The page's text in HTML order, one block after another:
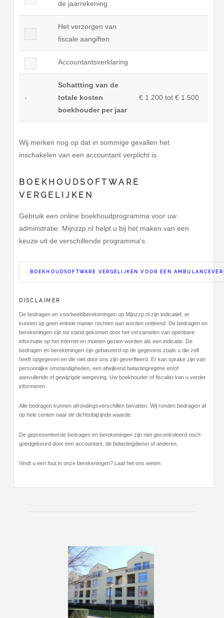
de jaarrekening
Het verzorgen van
fiscale aangiften
Accountantsverklaring
-
Schattting van de
totale kosten
boekhouder per jaar
€ 1.200 tot € 1.500
Wij merken nog op dat in sommige gevallen het
inschakelen van een accountant verplicht is.
BOEKHOUDSOFTWARE
VERGELIJKEN
Gebruik een online boekhoudprogramma voor uw
adminstratie. Mijnzzp.nl helpt u bij het maken van een
keuze uit de verschillende programma's.
BOEKHOUDSOFTWARE VERGELIJKEN VOOR EEN
DISCLAIMER
De bedragen en voorbeeldberekeningen op Mijnzzp.nl zijn indicatief, er
kunnen op geen enkele manier rechten aan worden ontleend. De bedragen en
berekeningen zijn tot stand gekomen door het verzamelen van openbare
informatie op het internet en moeten gezien worden als een indicatie. De
bedragen en berekeningen zijn gebaseerd op de gegevens zoals u die zelf
heeft opgegeven en die niet door ons zijn geverifieerd. Er kan sprake zijn van
persoonlijke omstandigheden, een afwijkend belastingregime en/of
aanvullende of gewijzigde wetgeving. Uw boekhouder of fiscalist kan u verder
informeren.
Alle bedragen kunnen afrondingsverschillen bevatten. Wij ronden bedragen af
op hele centen naar de dichtstbijzijnde waarde.
De gepresenteerde bedragen en berekeningen zijn niet gecontroleerd noch
goedgekeurd door een accountant, de belastingdienst of anderen.
Vindt u een fout in onze berekeningen? Laat het ons weten.